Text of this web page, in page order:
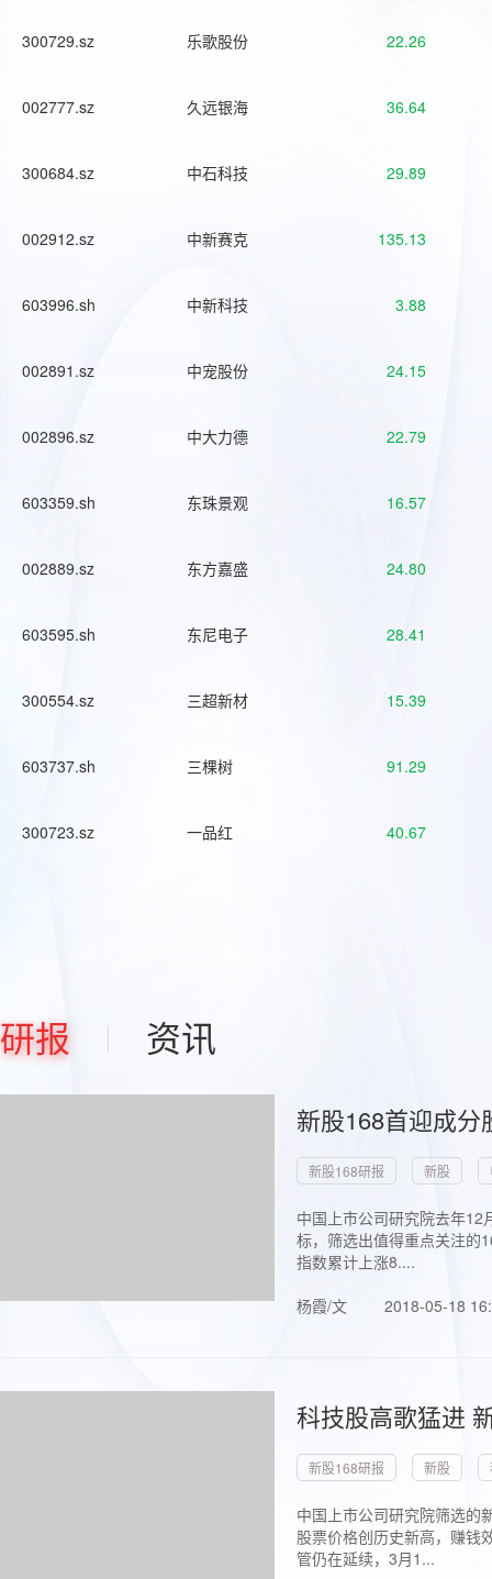
300729.sz 乐歌股份 22.26
002777.sz 久远银海 36.64
300684.sz 中石科技 29.89
002912.sz 中新赛克 135.13
603996.sh 中新科技 3.88
002891.sz 中宠股份 24.15
002896.sz 中大力德 22.79
603359.sh 东珠景观 16.57
002889.sz 东方嘉盛 24.80
603595.sh 东尼电子 28.41
300554.sz 三超新材 15.39
603737.sh 三棵树 91.29
300723.sz 一品红 40.67
研报 资讯
新股168首迎成
新股168研报 新股
中国上市公司研究院去年
标，筛选出值得重点关注的
指数累计上涨8....
杨霞/文
2018-05-18
科技股高歌猛进
新股168研报 新股
中国上市公司研究院筛选的
股票价格创历史新高，赚钱
管仍在延续，3月1...